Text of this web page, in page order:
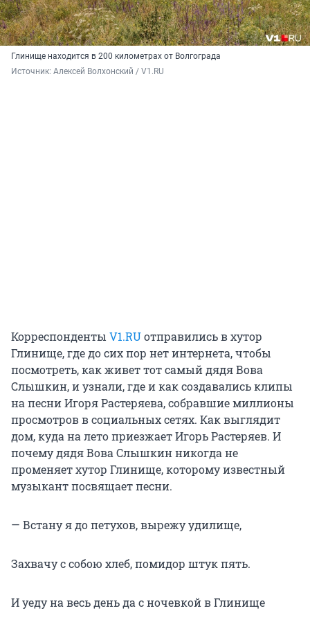
Глинище находится в 200 километрах от Волгограда
Источник: Алексей Волхонский / V1.RU
Корреспонденты V1.RUотправились в хутор
Глинище, где до сих пор нет интернета, чтобы
посмотреть, как живет тот самый дядя Вова
Слышкин, и узнали, где и как создавались клипы
на песни Игоря Растеряева, собравшие миллионы
просмотров в социальных сетях. Как выглядит
дом, куда на лето приезжает Игорь Растеряев. И
почему дядя Вова Слышкин никогда не
променяет хутор Глинище, которому известный
музыкант посвящает песни.
— Встану я до петухов, вырежу удилище,
Захвачу с собою хлеб, помидор штук пять.
И уеду на весь день да с ночевкой в Глинище